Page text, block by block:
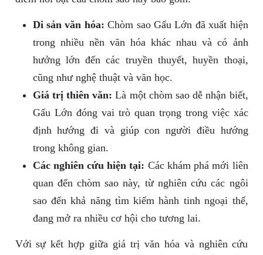
Di sản văn hóa: Chòm sao Gấu Lớn đã xuất hiện
trong nhiều nền văn hóa khác nhau và có ảnh
hưởng lớn đến các truyền thuyết, huyền thoại,
cũng như nghệ thuật và văn học.
Giá trị thiên văn: Là một chòm sao dễ nhận biết,
Gấu Lớn đóng vai trò quan trọng trong việc xác
định hướng đi và giúp con người điều hướng
trong không gian.
Các nghiên cứu hiện tại: Các khám phá mới liên
quan đến chòm sao này, từ nghiên cứu các ngôi
sao đến khả năng tìm kiếm hành tinh ngoại thế,
đang mở ra nhiều cơ hội cho tương lai.
Với sự kết hợp giữa giá trị văn hóa và nghiên cứu